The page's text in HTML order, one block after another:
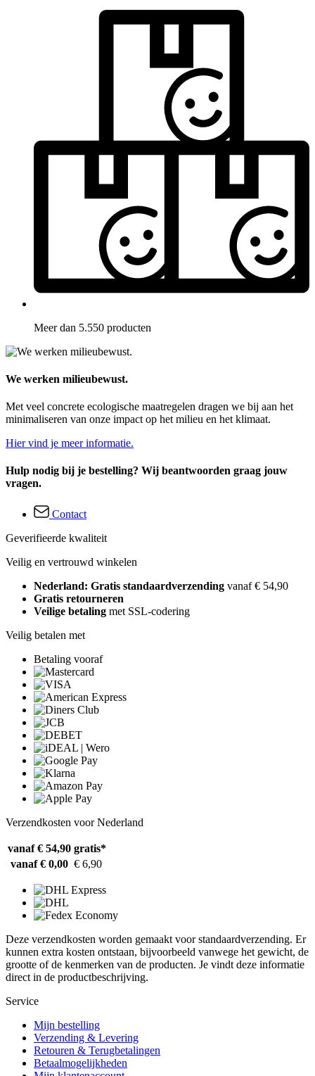
Meer dan 5.550 producten
We werken milieubewust.
Met veel concrete ecologische maatregelen dragen we bij aan het
minimaliseren van onze impact op het milieu en het klimaat.
Hier vind je meer informatie.
Hulp nodig bij je bestelling? Wij beantwoorden graag jouw
vragen.
Contact
Geverifieerde kwaliteit
Veilig en vertrouwd winkelen
Nederland: Gratis standaardverzending vanaf € 54,90
Gratis retourneren
Veilige betaling met SSL-codering
Veilig betalen met
Betaling vooraf
Verzendkosten voor Nederland
vanaf € 54,90 gratis*
vanaf € 0,00 € 6,90
Deze verzendkosten worden gemaakt voor standaardverzending. Er
kunnen extra kosten ontstaan, bijvoorbeeld vanwege het gewicht, de
grootte of de kenmerken van de producten. Je vindt deze informatie
direct in de productbeschrijving.
Service
Mijn bestelling
Verzending & Levering
Retouren & Terugbetalingen
Betaalmogelijkheden